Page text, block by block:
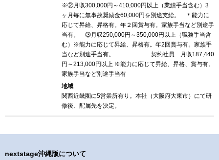
※②月収300,000円～410,000円以上（業績手当含む）3
ヶ月毎に無事故奨励金60,000円を別途支給。 ＊能力に
応じて昇給、昇格有。年２回賞与有。家族手当など別途手
当有。 ③月収250,000円～350,000円以上（職務手当含
む）※能力に応じて昇給、昇格有。年2回賞与有。家族手
当など別途手当有。 契約社員 月収187,440
円～213,000円以上 ※能力に応じて昇給、昇格、賞与有。
家族手当など別途手当有
地域
関西近畿圏に5営業所有り。本社（大阪府大東市）にて研
修後、配属先を決定。
nextstage沖縄版について